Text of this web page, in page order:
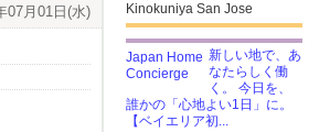
07月01日(水) Kinokuniya San Jose
新しい地で、あ
なたらしく働
く。 今日を、
誰かの「心地よい1日」に。
【ベイエリア初...